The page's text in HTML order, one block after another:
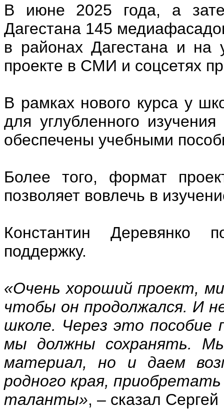
В июне 2025 года, а
Дагестана 145
в районах Дагестана и на
проекте в СМИ и соцсетях
В рамках нового курса у
для углубленного
обеспечены учебными
Более того, формат
позволяет вовлечь в
Константин Деревянко
поддержку.
«Очень хороший проект,
чтобы он продолжался. И
школе. Через это пособие
мы должны сохранять.
материал, но и даем
родного края,
таланты», – сказал